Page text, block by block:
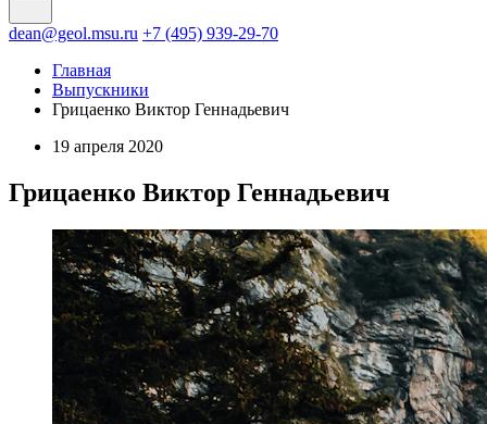
dean@geol.msu.ru +7 (495) 939-29-70
Главная
Выпускники
Грицаенко Виктор Геннадьевич
19 апреля 2020
Грицаенко Виктор Геннадьевич